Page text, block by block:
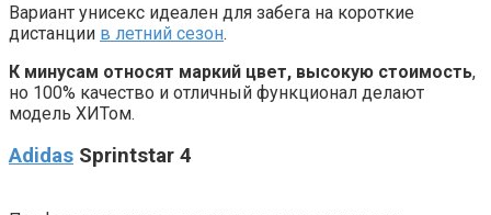
Вариант унисекс идеален для забега на короткие
дистанции в летний сезон.
К минусам относят маркий цвет, высокую стоимость,
но 100% качество и отличный функционал делают
модель ХИТом.
Adidas Sprintstar 4